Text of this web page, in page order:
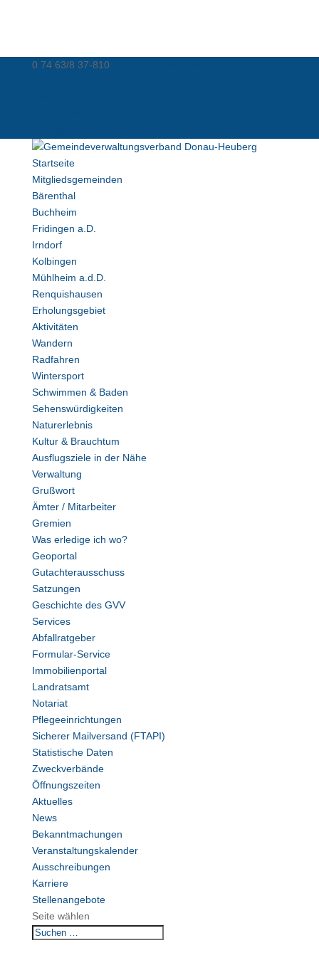
0 74 63/8 37-810
Startseite
Mitgliedsgemeinden
Bärenthal
Buchheim
Fridingen a.D.
Irndorf
Kolbingen
Mühlheim a.d.D.
Renquishausen
Erholungsgebiet
Aktivitäten
Wandern
Radfahren
Wintersport
Schwimmen & Baden
Sehenswürdigkeiten
Naturerlebnis
Kultur & Brauchtum
Ausflugsziele in der Nähe
Verwaltung
Grußwort
Ämter / Mitarbeiter
Gremien
Was erledige ich wo?
Geoportal
Gutachterausschuss
Satzungen
Geschichte des GVV
Services
Abfallratgeber
Formular-Service
Immobilienportal
Landratsamt
Notariat
Pflegeeinrichtungen
Sicherer Mailversand (FTAPI)
Statistische Daten
Zweckverbände
Öffnungszeiten
Aktuelles
News
Bekanntmachungen
Veranstaltungskalender
Ausschreibungen
Karriere
Stellenangebote
Seite wählen